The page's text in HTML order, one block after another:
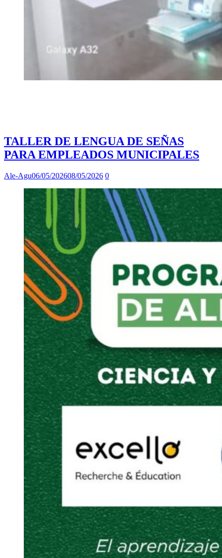
TALLER DE LENGUA DE SEÑAS
PARA EMPLEADOS MUNICIPALES
Ale-Agu06/05/202608/05/2026 0